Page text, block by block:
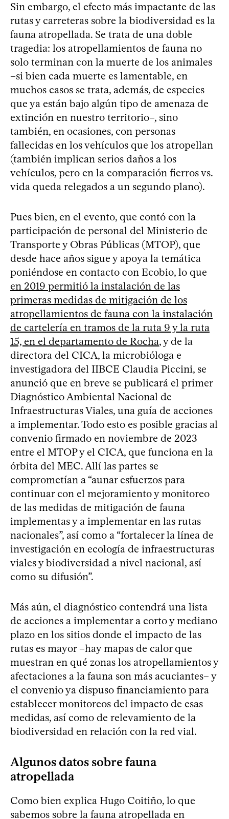
Sin embargo, el efecto más impactante de las
rutas y carreteras sobre la biodiversidad es la
fauna atropellada. Se trata de una doble
tragedia: los atropellamientos de fauna no
solo terminan con la muerte de los animales
–si bien cada muerte es lamentable, en
muchos casos se trata, además, de especies
que ya están bajo algún tipo de amenaza de
extinción en nuestro territorio–, sino
también, en ocasiones, con personas
fallecidas en los vehículos que los atropellan
(también implican serios daños a los
vehículos, pero en la comparación fierros vs.
vida queda relegados a un segundo plano).
Pues bien, en el evento, que contó con la
participación de personal del Ministerio de
Transporte y Obras Públicas (MTOP), que
desde hace años sigue y apoya la temática
poniéndose en contacto con Ecobio, lo que
en 2019 permitió la instalación de las
primeras medidas de mitigación de los
atropellamientos de fauna con la instalación
de cartelería en tramos de la ruta 9 y la ruta
15, en el departamento de Rocha, y de la
directora del CICA, la microbióloga e
investigadora del IIBCE Claudia Piccini, se
anunció que en breve se publicará el primer
Diagnóstico Ambiental Nacional de
Infraestructuras Viales, una guía de acciones
a implementar. Todo esto es posible gracias al
convenio firmado en noviembre de 2023
entre el MTOP y el CICA, que funciona en la
órbita del MEC. Allí las partes se
comprometían a “aunar esfuerzos para
continuar con el mejoramiento y monitoreo
de las medidas de mitigación de fauna
implementas y a implementar en las rutas
nacionales”, así como a “fortalecer la línea de
investigación en ecología de infraestructuras
viales y biodiversidad a nivel nacional, así
como su difusión”.
Más aún, el diagnóstico contendrá una lista
de acciones a implementar a corto y mediano
plazo en los sitios donde el impacto de las
rutas es mayor –hay mapas de calor que
muestran en qué zonas los atropellamientos y
afectaciones a la fauna son más acuciantes– y
el convenio ya dispuso financiamiento para
establecer monitoreos del impacto de esas
medidas, así como de relevamiento de la
biodiversidad en relación con la red vial.
Algunos datos sobre fauna
atropellada
Como bien explica Hugo Coitiño, lo que
sabemos sobre la fauna atropellada en